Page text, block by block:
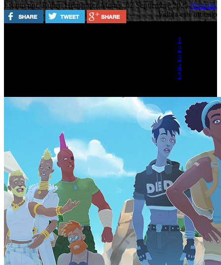
Escrito por Ruben HernandezMartes, 02 Septiembre 2025Noticias
Valora este artículo
1
2
3
4
5